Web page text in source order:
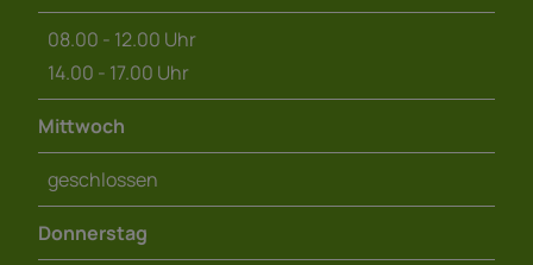
08.00 - 12.00 Uhr
14.00 - 17.00 Uhr
Mittwoch
geschlossen
Donnerstag